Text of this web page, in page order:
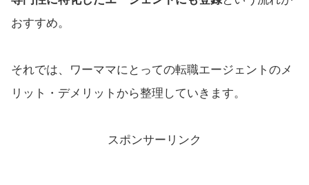
おすすめ。
それでは、ワーママにとっての転職エージェントのメ
リット・デメリットから整理していきます。
スポンサーリンク